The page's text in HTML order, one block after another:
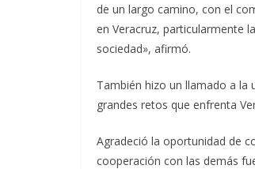
de un largo camino, con el
en Veracruz, particularmente
sociedad», afirmó.
También hizo un llamado a la
grandes retos que enfrenta
Agradeció la oportunidad de
cooperación con las demás